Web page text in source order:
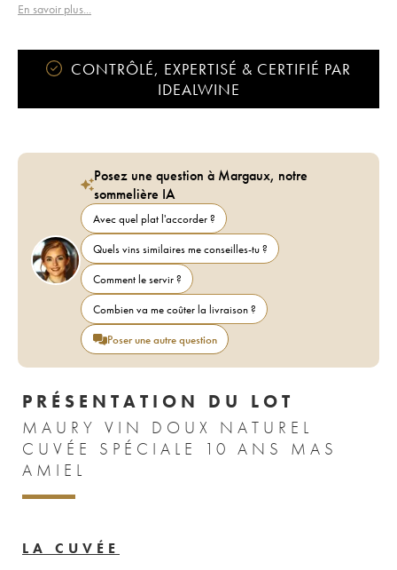
En savoir plus...
CONTRÔLÉ, EXPERTISÉ & CERTIFIÉ PAR
IDEALWINE
Posez une question à Margaux, notre
sommelière IA
Avec quel plat l'accorder ?
Quels vins similaires me conseilles-tu ?
Comment le servir ?
Combien va me coûter la livraison ?
Poser une autre question
PRÉSENTATION DU LOT
MAURY VIN DOUX NATUREL
CUVÉE SPÉCIALE 10 ANS MAS
AMIEL
LA CUVÉE